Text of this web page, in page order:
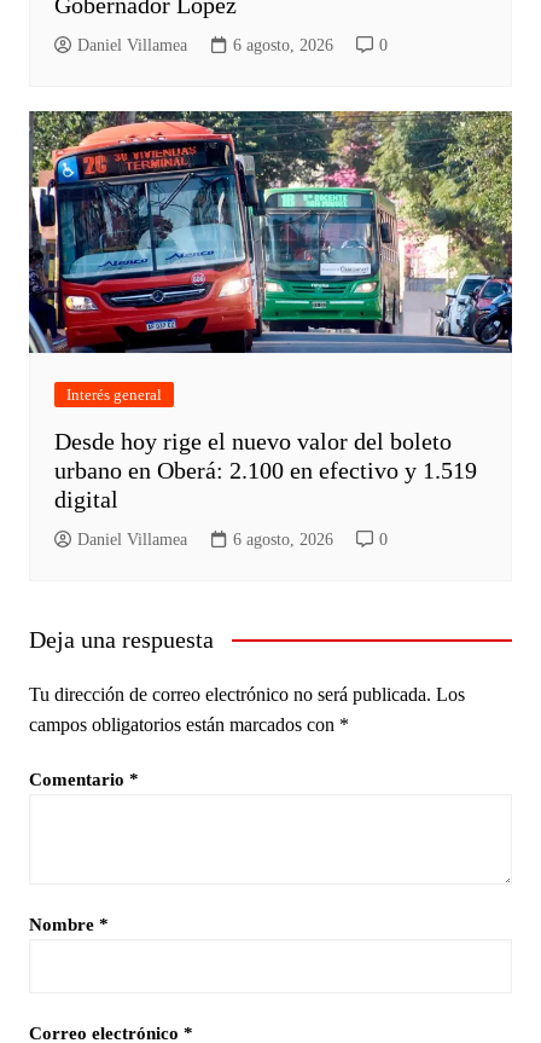
Daniel Villamea 6 agosto, 2026 0
Interés general
Desde hoy rige el nuevo valor del boleto
urbano en Oberá: 2.100 en efectivo y 1.519
digital
Daniel Villamea 6 agosto, 2026 0
Deja una respuesta
Tu dirección de correo electrónico no será publicada. Los
campos obligatorios están marcados con *
Comentario *
Nombre *
Correo electrónico *